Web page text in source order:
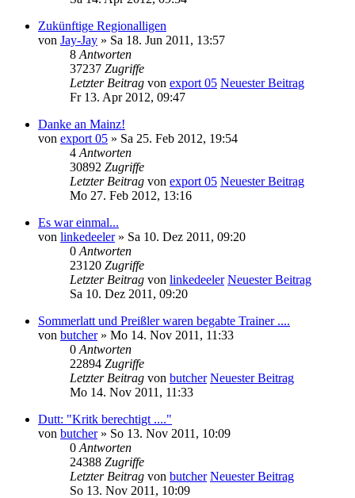
Zukünftige Regionalligen
von Jay-Jay » Sa 18. Jun 2011, 13:57
8 Antworten
37237 Zugriffe
Letzter Beitrag von export 05 Neuester Beitrag
Fr 13. Apr 2012, 09:47
Danke an Mainz!
von export 05 » Sa 25. Feb 2012, 19:54
4 Antworten
30892 Zugriffe
Letzter Beitrag von export 05 Neuester Beitrag
Mo 27. Feb 2012, 13:16
Es war einmal...
von linkedeeler» Sa 10. Dez 2011, 09:20
0 Antworten
23120 Zugriffe
Letzter Beitrag von linkedeeler Neuester Beitrag
Sa 10. Dez 2011, 09:20
Sommerlatt und Preißler waren begabte Trainer ....
von butcher» Mo 14. Nov 2011, 11:33
0 Antworten
22894 Zugriffe
Letzter Beitrag von butcher Neuester Beitrag
Mo 14. Nov 2011, 11:33
Dutt: "Kritk berechtigt ...."
von butcher» So 13. Nov 2011, 10:09
0 Antworten
24388 Zugriffe
Letzter Beitrag von butcher Neuester Beitrag
So 13. Nov 2011, 10:09